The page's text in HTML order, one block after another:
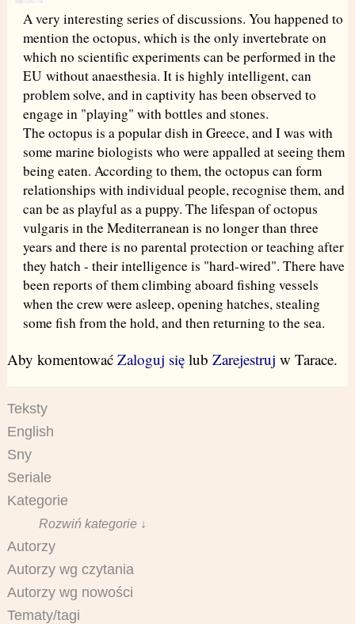
A very interesting series of discussions. You happened to
mention the octopus, which is the only invertebrate on
which no scientific experiments can be performed in the
EU without anaesthesia. It is highly intelligent, can
problem solve, and in captivity has been observed to
engage in "playing" with bottles and stones.
The octopus is a popular dish in Greece, and I was with
some marine biologists who were appalled at seeing them
being eaten. According to them, the octopus can form
relationships with individual people, recognise them, and
can be as playful as a puppy. The lifespan of octopus
vulgaris in the Mediterranean is no longer than three
years and there is no parental protection or teaching after
they hatch - their intelligence is "hard-wired". There have
been reports of them climbing aboard fishing vessels
when the crew were asleep, opening hatches, stealing
some fish from the hold, and then returning to the sea.
Aby komentować Zaloguj sięlub Zarejestruj w Tarace.
Teksty
English
Sny
Seriale
Kategorie
Rozwiń kategorie ↓
Autorzy
Autorzy wg czytania
Autorzy wg nowości
Tematy/tagi